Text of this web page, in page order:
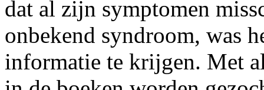
dat al zijn symptomen
onbekend syndroom, was
informatie te krijgen. Met